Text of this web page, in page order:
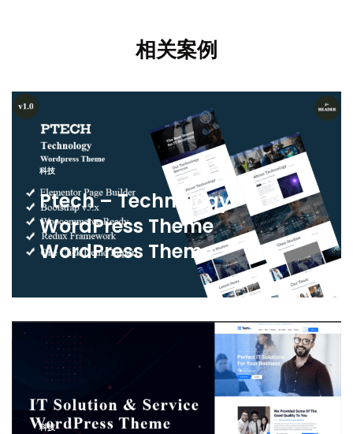
相关案例
科技
Ptech – Technology
WordPress Theme
WordPress Theme
科技